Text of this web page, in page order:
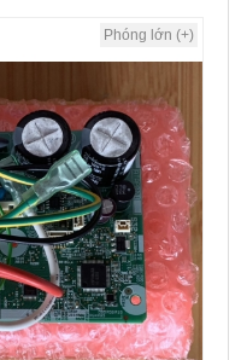
Phóng lớn (+)